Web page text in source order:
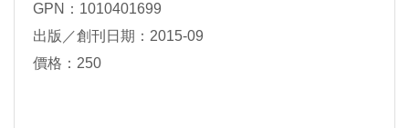
GPN：1010401699
出版／創刊日期：2015-09
價格：250